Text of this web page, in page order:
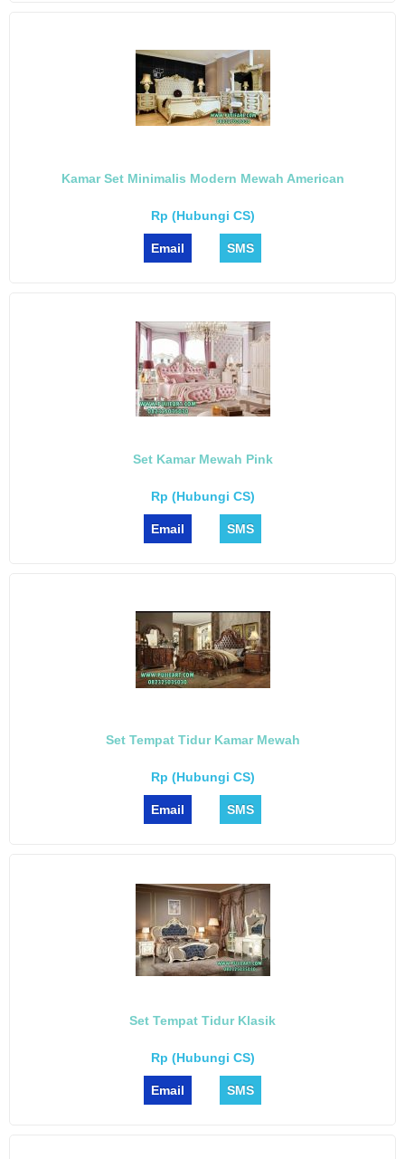
Kamar Set Minimalis Modern Mewah American
Rp (Hubungi CS)
Email SMS
Set Kamar Mewah Pink
Rp (Hubungi CS)
Email SMS
Set Tempat Tidur Kamar Mewah
Rp (Hubungi CS)
Email SMS
Set Tempat Tidur Klasik
Rp (Hubungi CS)
Email SMS